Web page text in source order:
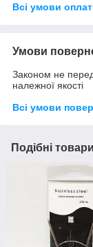
Всі умови
Умови
Законом не
належної якості
Всі умови
Подібні